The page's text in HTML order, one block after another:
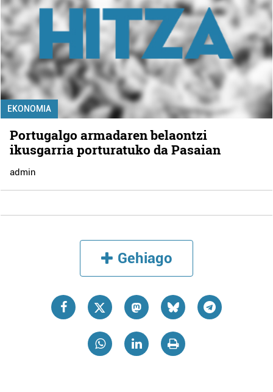
EKONOMIA
Portugalgo armadaren belaontzi
ikusgarria porturatuko da Pasaian
admin
Gehiago